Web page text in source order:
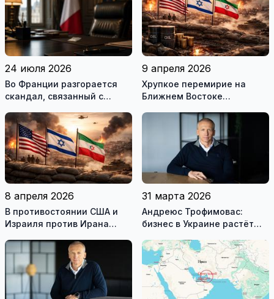
24 июля 2026
Во Франции разгорается
скандал, связанный с
государственными
служащими
9 апреля 2026
Хрупкое перемирие на
Ближнем Востоке
8 апреля 2026
В противостоянии США и
Израиля против Ирана
перемирие
31 марта 2026
Андреюс Трофимовас:
бизнес в Украине растёт